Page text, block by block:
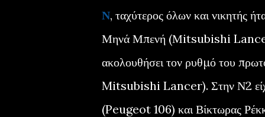
Ν, ταχύτερος όλων και
Μηνά Μπενή (Μitsubishi Lancer),
ακολουθήσει τον ρυθμό του
Mitsubishi Lancer). Στην Ν2
(Peugeot 106) και Βίκτωρας